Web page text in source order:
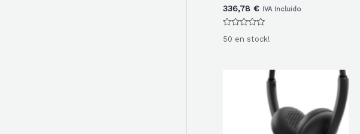
336,78 € IVA Incluido
con
50 en stock!